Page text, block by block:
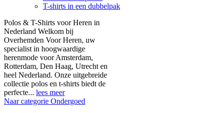
T-shirts in een dubbelpak
Polos & T-Shirts voor Heren in
Nederland Welkom bij
Overhemden Voor Heren, uw
specialist in hoogwaardige
herenmode voor Amsterdam,
Rotterdam, Den Haag, Utrecht en
heel Nederland. Onze uitgebreide
collectie polos en t-shirts biedt de
perfecte... lees meer
Naar categorie Ondergoed